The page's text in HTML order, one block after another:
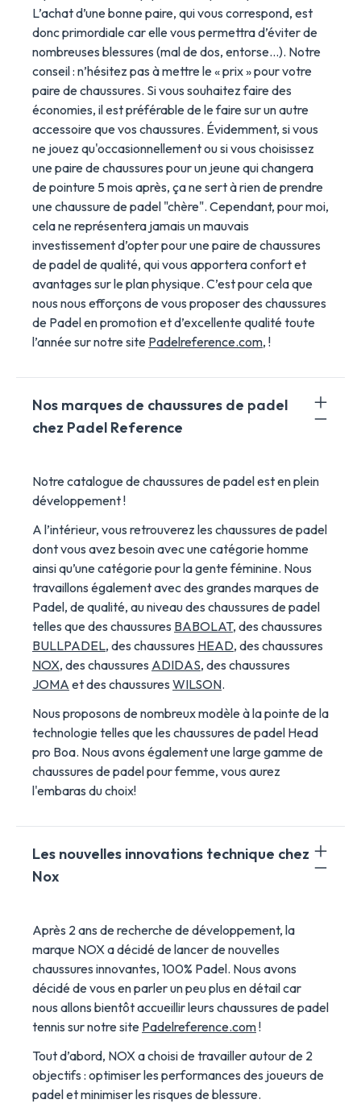
L’achat d’une bonne paire, qui vous correspond, est
donc primordiale car elle vous permettra d’éviter de
nombreuses blessures (mal de dos, entorse…). Notre
conseil : n’hésitez pas à mettre le « prix » pour votre
paire de chaussures. Si vous souhaitez faire des
économies, il est préférable de le faire sur un autre
accessoire que vos chaussures. Évidemment, si vous
ne jouez qu'occasionnellement ou si vous choisissez
une paire de chaussures pour un jeune qui changera
de pointure 5 mois après, ça ne sert à rien de prendre
une chaussure de padel "chère". Cependant, pour moi,
cela ne représentera jamais un mauvais
investissement d’opter pour une paire de chaussures
de padel de qualité, qui vous apportera confort et
avantages sur le plan physique. C’est pour cela que
nous nous efforçons de vous proposer des chaussures
de Padel en promotion et d’excellente qualité toute
l’année sur notre site Padelreference.com, !
Nos marques de chaussures de padel
chez Padel Reference
Notre catalogue de chaussures de padel est en plein
développement !
A l’intérieur, vous retrouverez les chaussures de padel
dont vous avez besoin avec une catégorie homme
ainsi qu’une catégorie pour la gente féminine. Nous
travaillons également avec des grandes marques de
Padel, de qualité, au niveau des chaussures de padel
telles que des chaussures BABOLAT, des chaussures
BULLPADEL, des chaussures HEAD, des chaussures
NOX, des chaussures ADIDAS, des chaussures
JOMA et des chaussures WILSON.
Nous proposons de nombreux modèle à la pointe de la
technologie telles que les chaussures de padel Head
pro Boa. Nous avons également une large gamme de
chaussures de padel pour femme, vous aurez
l'embaras du choix!
Les nouvelles innovations technique chez
Nox
Après 2 ans de recherche de développement, la
marque NOX a décidé de lancer de nouvelles
chaussures innovantes, 100% Padel. Nous avons
décidé de vous en parler un peu plus en détail car
nous allons bientôt accueillir leurs chaussures de padel
tennis sur notre site Padelreference.com!
Tout d’abord, NOX a choisi de travailler autour de 2
objectifs : optimiser les performances des joueurs de
padel et minimiser les risques de blessure.